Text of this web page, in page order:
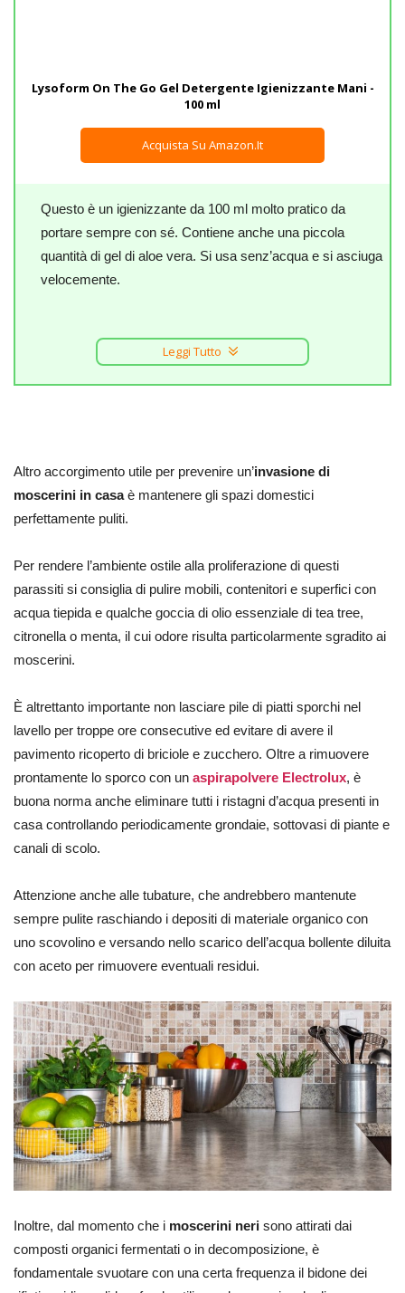
Lysoform On The Go Gel Detergente Igienizzante Mani -
100 ml
Acquista Su Amazon.it
Questo è un igienizzante da 100 ml molto pratico da
portare sempre con sé. Contiene anche una piccola
quantità di gel di aloe vera. Si usa senz’acqua e si asciuga
velocemente.
Leggi Tutto
Altro accorgimento utile per prevenire un’invasione di
moscerini in casaè mantenere gli spazi domestici
perfettamente puliti.
Per rendere l’ambiente ostile alla proliferazione di questi
parassiti si consiglia di pulire mobili, contenitori e superfici con
acqua tiepida e qualche goccia di olio essenziale di tea tree,
citronella o menta, il cui odore risulta particolarmente sgradito ai
moscerini.
È altrettanto importante non lasciare pile di piatti sporchi nel
lavello per troppe ore consecutive ed evitare di avere il
pavimento ricoperto di briciole e zucchero. Oltre a rimuovere
prontamente lo sporco con un aspirapolvere Electrolux, è
buona norma anche eliminare tutti i ristagni d’acqua presenti in
casa controllando periodicamente grondaie, sottovasi di piante e
canali di scolo.
Attenzione anche alle tubature, che andrebbero mantenute
sempre pulite raschiando i depositi di materiale organico con
uno scovolino e versando nello scarico dell’acqua bollente diluita
con aceto per rimuovere eventuali residui.
Inoltre, dal momento che i moscerini neri sono attirati dai
composti organici fermentati o in decomposizione, è
fondamentale svuotare con una certa frequenza il bidone dei